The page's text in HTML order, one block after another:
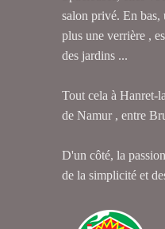
salon privé. En bas,
plus une verrière ,
des jardins ...
Tout cela à Hanret-
de Namur , entre
D'un côté, la
de la simplicité et